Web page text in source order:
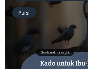
Puisi